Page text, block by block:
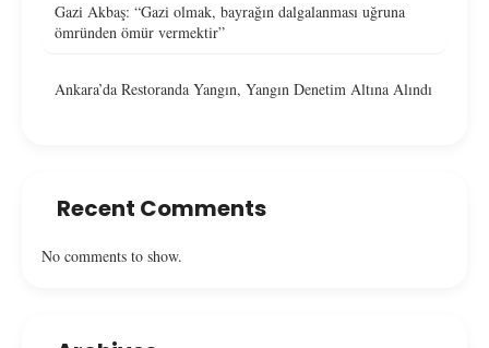
Gazi Akbaş: “Gazi olmak, bayrağın dalgalanması uğruna
ömründen ömür vermektir”
Ankara’da Restoranda Yangın, Yangın Denetim Altına Alındı
Recent Comments
No comments to show.